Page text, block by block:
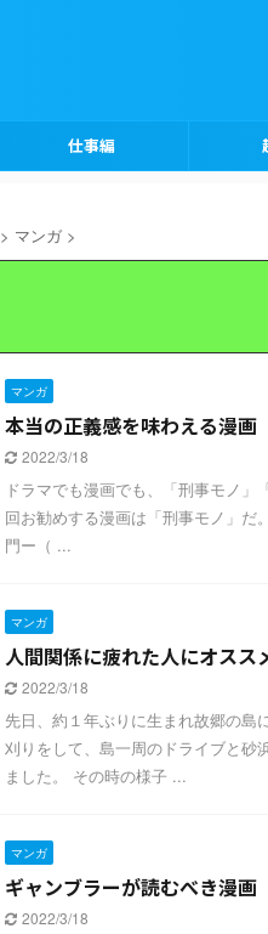
仕事編
> マンガ >
マンガ
本当の正義感を味わえる漫画
2022/3/18
ドラマでも漫画でも、「刑事モノ
回お勧めする漫画は「刑事モノ」
門ー（ ...
マンガ
人間関係に疲れた人にオスス
2022/3/18
先日、約１年ぶりに生まれ故郷の島
刈りをして、島一周のドライブと砂
ました。 その時の様子 ...
マンガ
ギャンブラーが読むべき漫画
2022/3/18